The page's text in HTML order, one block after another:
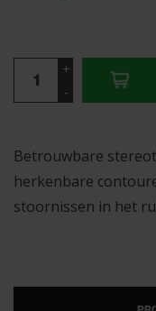
+
-
Betrouwbare
herkenbare
stoornissen in het